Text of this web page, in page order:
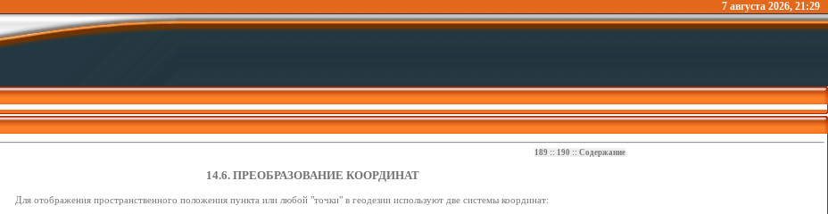
7 августа 2026, 21:29
189 :: 190 :: Содержание
14.6. ПРЕОБРАЗОВАНИЕ КООРДИНАТ
Для отображения пространственного положения пункта или любой "точки" в геодезии используют две системы координат: